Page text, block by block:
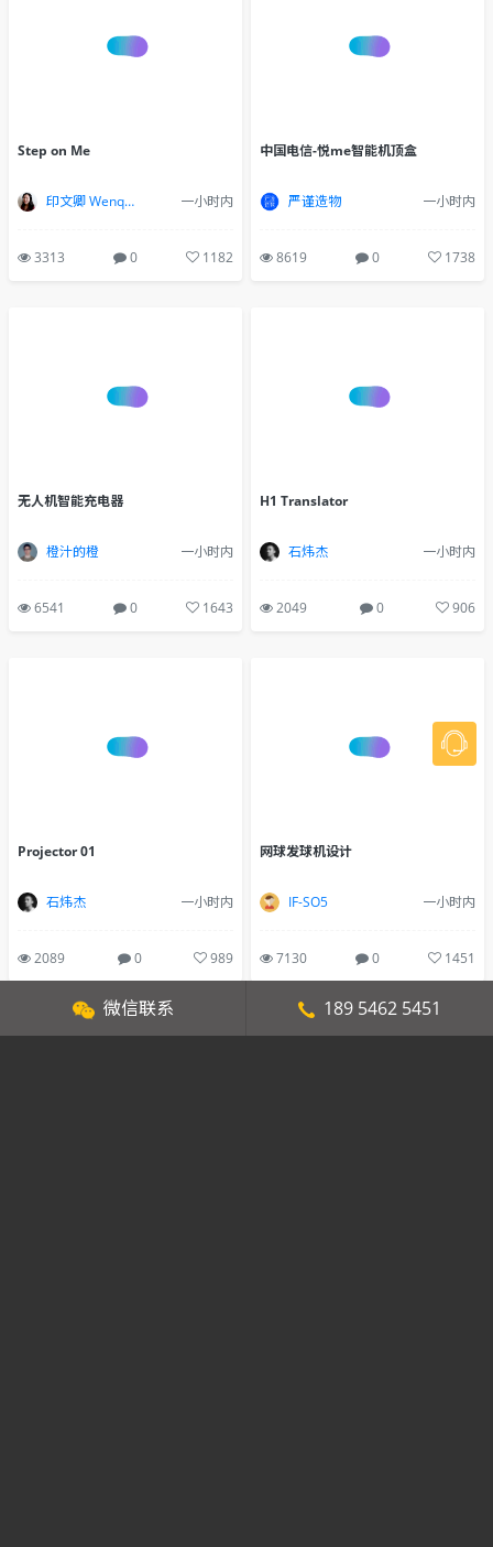
Step on Me
印文卿 Wenqing Yin 一小时内
3313 0 1182
中国电信-悦me智能机顶盒
严谨造物 一小时内
8619 0 1738
无人机智能充电器
橙汁的橙 一小时内
6541 0 1643
H1 Translator
石炜杰 一小时内
2049 0 906
Projector 01
石炜杰 一小时内
2089 0 989
网球发球机设计
IF-SO5 一小时内
7130 0 1451
微信联系 189 5462 5451